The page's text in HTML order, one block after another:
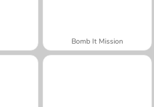
Bomb It Mission